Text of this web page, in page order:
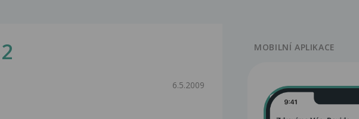
6.5.2009
MOBILNÍ APLIKACE